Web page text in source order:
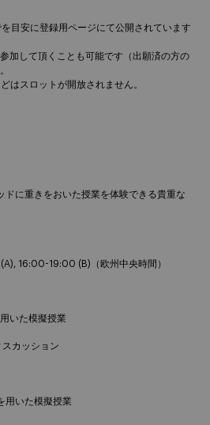
目安に登録用ページにて公開されています
加して頂くことも可能です（出願済の方の
はスロットが開放されません。
ドに重きをおいた授業を体験できる貴重な
16:00-19:00 (B)（欧州中央時間）
いた模擬授業
カッション
用いた模擬授業